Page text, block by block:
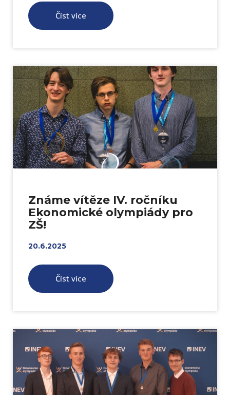
Číst více
Známe vítěze IV. ročníku
Ekonomické olympiády pro
ZŠ!
20.6.2025
Číst více